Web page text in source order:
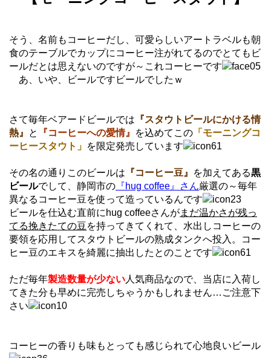
そう、名前もコーヒーだし、可愛らしいアートラベルも朝
食のテーブルでカップにコーヒー注がれてるのでとてもビ
ールだとは思えないのですが～これコーヒーです
あ、いや、ビールですビールでしたｗ
さて毎年ベアードビールでは 『スタウトビールにかける情
熱』
と 『コーヒーへの愛情』 を込めてこの 「モーニングコ
ーヒースタウト」 を限定発売しています
その名の通りこのビールは 『コーヒー豆』 を加えてある黒
ビールでして、静岡市の 『hug coffee』さん厳選の～毎年
異なるコーヒー豆を使って造っているんです
ビールを仕込む直前にhug coffeeさんがまだ温かさが残っ
てる挽きたての豆を持ってきてくれて、水出しコーヒーの
要領を応用してスタウトビールの熟成タンクへ投入。コー
ヒー豆のエキスを綺麗に抽出したとのことです
ただ毎年製造数量が少ない人気商品なので、当店に入荷し
てきた分も早めに完売しちゃうかもしれません…ご注意下
さい
コーヒーの香りも味もとっても感じられて心地良いビール